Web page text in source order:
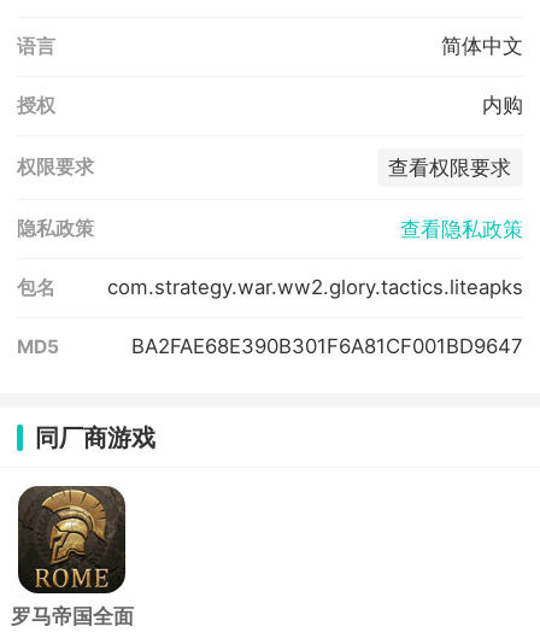
语言 简体中文
授权 内购
权限要求 查看权限要求
隐私政策 查看隐私政策
包名 com.strategy.war.ww2.glory.tactics.liteapks
MD5 BA2FAE68E390B301F6A81CF001BD9647
同厂商游戏
罗马帝国全面